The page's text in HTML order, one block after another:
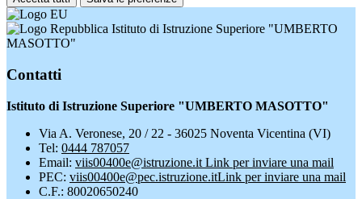
Istituto di Istruzione Superiore "UMBERTO
MASOTTO"
Contatti
Istituto di Istruzione Superiore "UMBERTO MASOTTO"
Via A. Veronese, 20 / 22 - 36025 Noventa Vicentina (VI)
Tel: 0444 787057
Email: viis00400e@istruzione.it Link per inviare una mail
PEC: viis00400e@pec.istruzione.itLink per inviare una mail
C.F.: 80020650240